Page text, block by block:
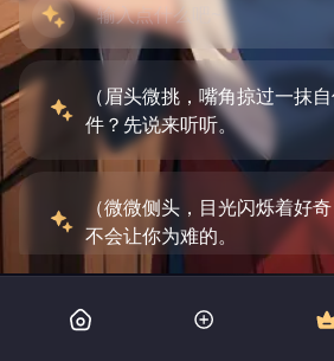
（眉头微挑，嘴角掠过一抹
件？先说来听听。
（微微侧头，目光闪烁着好
不会让你为难的。